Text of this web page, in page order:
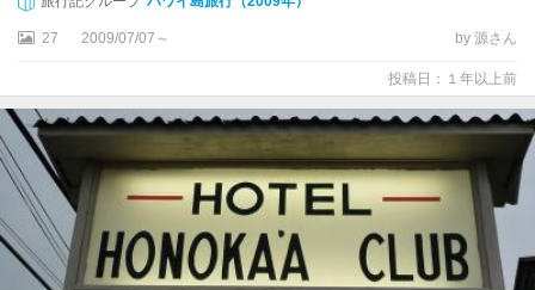
27 2009/07/07～ by 源さん
投稿日：１年以上前